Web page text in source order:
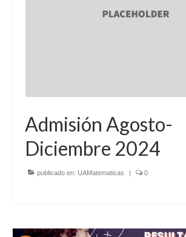
Admisión Agosto-
Diciembre 2024
publicado en: UAMatematicas | 0